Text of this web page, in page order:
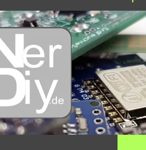
en torno a la electrónica, el bricolaje,
inteligente y muchos otros temas